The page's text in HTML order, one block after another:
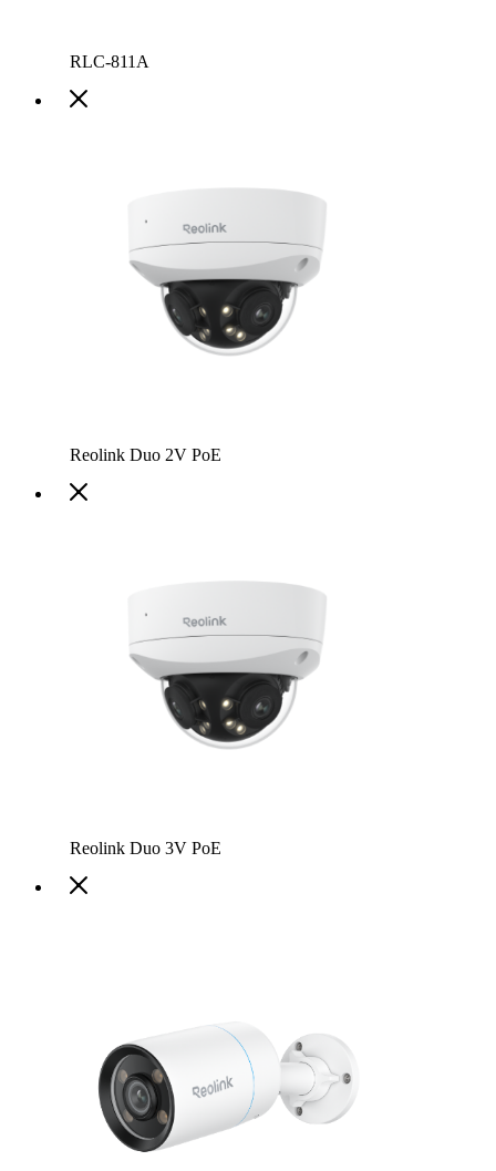
RLC-811A
Reolink Duo 2V PoE
Reolink Duo 3V PoE